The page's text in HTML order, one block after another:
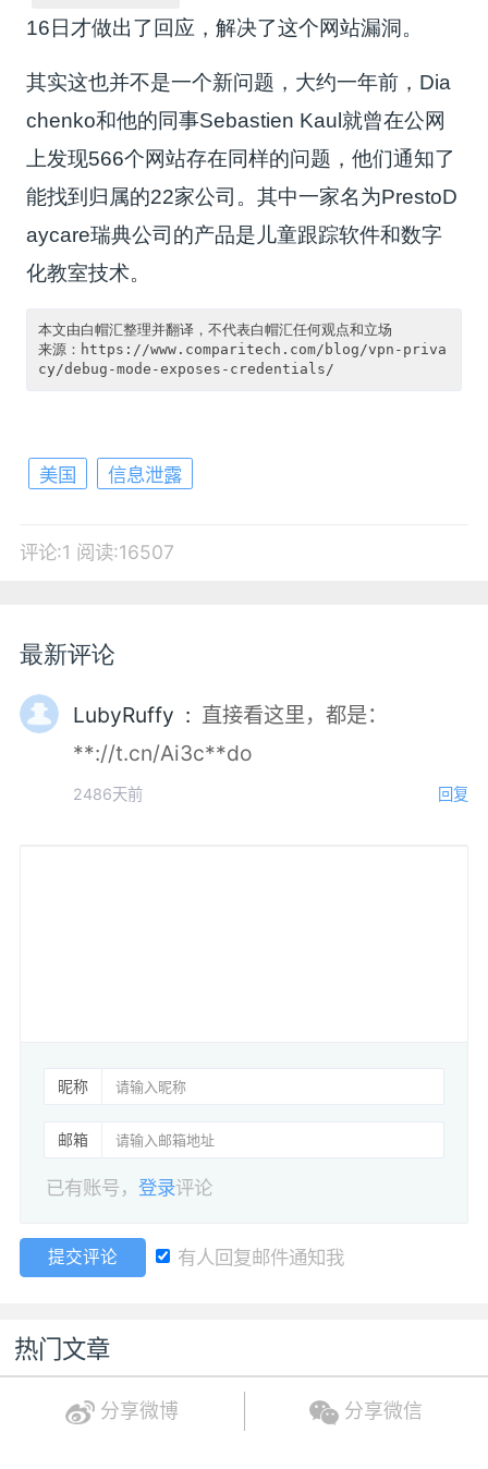
16日才做出了回应，解决了这个网站漏洞。
其实这也并不是一个新问题，大约一年前，Dia
chenko和他的同事Sebastien Kaul就曾在公网
上发现566个网站存在同样的问题，他们通知了
能找到归属的22家公司。其中一家名为PrestoD
aycare瑞典公司的产品是儿童跟踪软件和数字
化教室技术。
本文由白帽汇整理并翻译，不代表白帽汇任何观点和立场
来源：https://www.comparitech.com/blog/vpn-priva
美国 信息泄露
评论:1 阅读:16507
最新评论
LubyRuffy : 直接看这里，都是：
**://t.cn/Ai3c**do
2486天前 回复
昵称
邮箱
已有账号，登录评论
提交评论 有人回复邮件通知我
热门文章
分享微博 分享微信